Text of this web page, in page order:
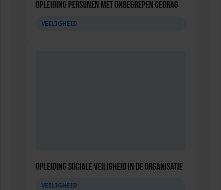
Opleiding Personen met onbegrepen gedrag
VEILIGHEID
Opleiding Sociale Veiligheid in de Organisatie
VEILIGHEID